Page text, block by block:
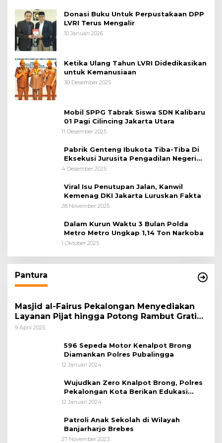
Donasi Buku Untuk Perpustakaan DPP
LVRI Terus Mengalir
10 Januari 2026
Ketika Ulang Tahun LVRI Didedikasikan
untuk Kemanusiaan
30 Desember 2025
Mobil SPPG Tabrak Siswa SDN Kalibaru
01 Pagi Cilincing Jakarta Utara
11 Desember 2025
Pabrik Genteng Ibukota Tiba-Tiba Di
Eksekusi Jurusita Pengadilan Negeri
Tangerang, Diduga Cacat Hukum Sejak
4 Desember 2025
Viral Isu Penutupan Jalan, Kanwil
Kemenag DKI Jakarta Luruskan Fakta
28 November 2025
Dalam Kurun Waktu 3 Bulan Polda
Metro Metro Ungkap 1,14 Ton Narkoba
1 Oktober 2025
Pantura
Masjid al-Fairus Pekalongan Menyediakan
Layanan Pijat hingga Potong Rambut Gratis
bagi Pemudik Lebaran 2025
9 April 2025
596 Sepeda Motor Kenalpot Brong
Diamankan Polres Pubalingga
12 Januari 2024
Wujudkan Zero Knalpot Brong, Polres
Pekalongan Kota Berikan Edukasi
Kepada Pelajar
12 Januari 2024
Patroli Anak Sekolah di Wilayah
Banjarharjo Brebes
27 November 2023